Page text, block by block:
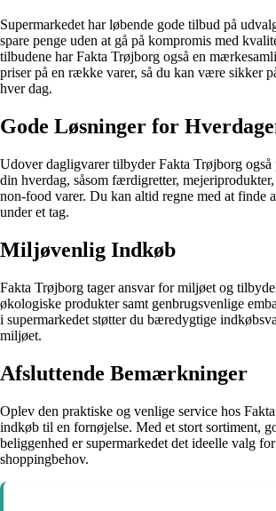
Supermarkedet har løbende gode tilbud på
spare penge uden at gå på kompromis med
tilbudene har Fakta Trøjborg også en
priser på en række varer, så du kan være sikker
hver dag.
Gode Løsninger for
Udover dagligvarer tilbyder Fakta Trøjborg
din hverdag, såsom færdigretter,
non-food varer. Du kan altid regne med at finde
under et tag.
Miljøvenlig Indkøb
Fakta Trøjborg tager ansvar for miljøet og
økologiske produkter samt genbrugsvenlige
i supermarkedet støtter du bæredygtige
miljøet.
Afsluttende Bemærkninger
Oplev den praktiske og venlige service hos
indkøb til en fornøjelse. Med et stort sortiment,
beliggenhed er supermarkedet det ideelle valg
shoppingbehov.